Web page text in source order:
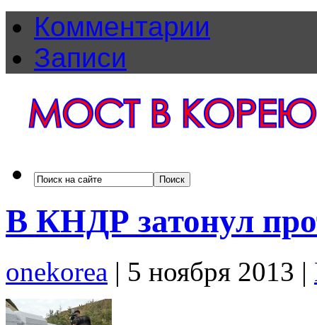
Комментарии
Записи
В КНДР затонул
onekorea | 5 ноября 2013 |